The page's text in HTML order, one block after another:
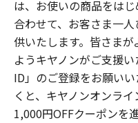
は、お使いの商品をは
合わせて、お客さま一
供いたします。皆さま
ようキヤノンがご支援
ID」のご登録をお願い
くと、キヤノンオンラ
1,000円OFFクーポンを